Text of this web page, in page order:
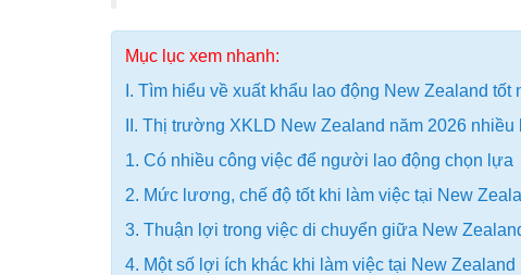
Mục lục xem nhanh:
I. Tìm hiểu về xuất khẩu lao động New Zealand tốt
II. Thị trường XKLD New Zealand năm 2026
1. Có nhiều công việc để người lao động chọn lựa
2. Mức lương, chế độ tốt khi làm việc tại New
3. Thuận lợi trong việc di chuyển giữa New
4. Một số lợi ích khác khi làm việc tại New Zealand